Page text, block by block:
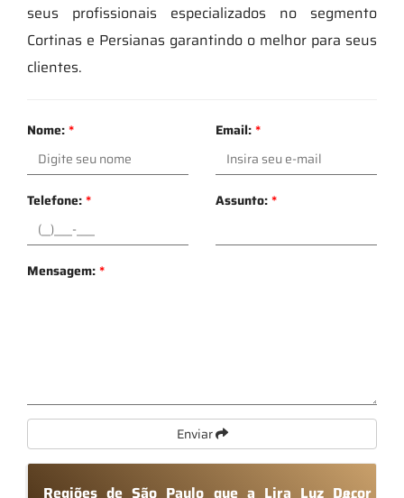
seus profissionais especializados no segmento
Cortinas e Persianas garantindo o melhor para seus
clientes.
Nome:* Email:*
Telefone:* Assunto:*
Mensagem:*
Enviar
Regiões de São Paulo que a Lira Luz Decor